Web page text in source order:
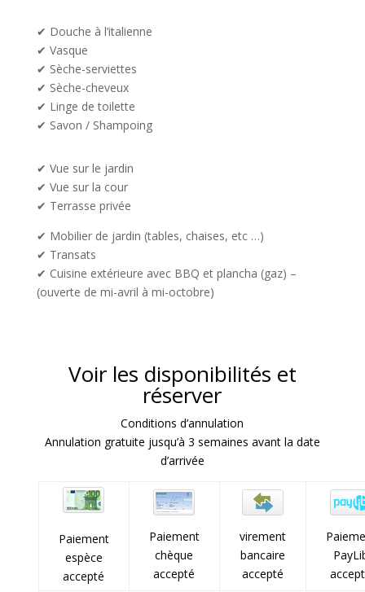
✔ Douche à l’italienne
✔ Vasque
✔ Sèche-serviettes
✔ Sèche-cheveux
✔ Linge de toilette
✔ Savon / Shampoing
✔ Vue sur le jardin
✔ Vue sur la cour
✔ Terrasse privée
✔ Mobilier de jardin (tables, chaises, etc …)
✔ Transats
✔ Cuisine extérieure avec BBQ et plancha (gaz) –
(ouverte de mi-avril à mi-octobre)
Voir les disponibilités et
réserver
Conditions d’annulation
Annulation gratuite jusqu’à 3 semaines avant la date
d’arrivée
Paiement
espèce
accepté
Paiement
chèque
accepté
virement
bancaire
accepté